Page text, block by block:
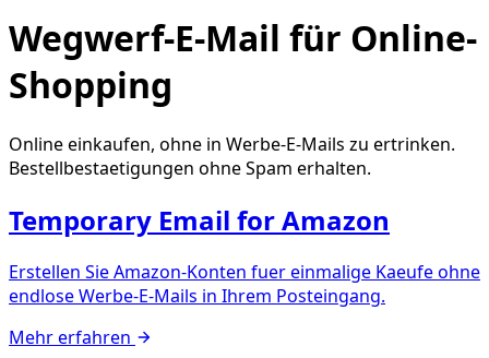
Wegwerf-E-Mail für Online-
Shopping
Online einkaufen, ohne in Werbe-E-Mails zu ertrinken.
Bestellbestaetigungen ohne Spam erhalten.
Temporary Email for Amazon
Erstellen Sie Amazon-Konten fuer einmalige Kaeufe ohne
endlose Werbe-E-Mails in Ihrem Posteingang.
Mehr erfahren